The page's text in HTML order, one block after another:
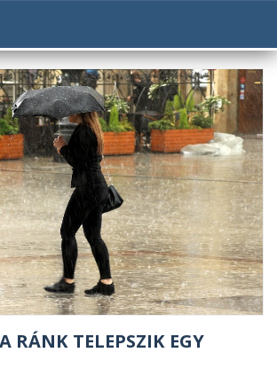
RÁNK TELEPSZIK EGY